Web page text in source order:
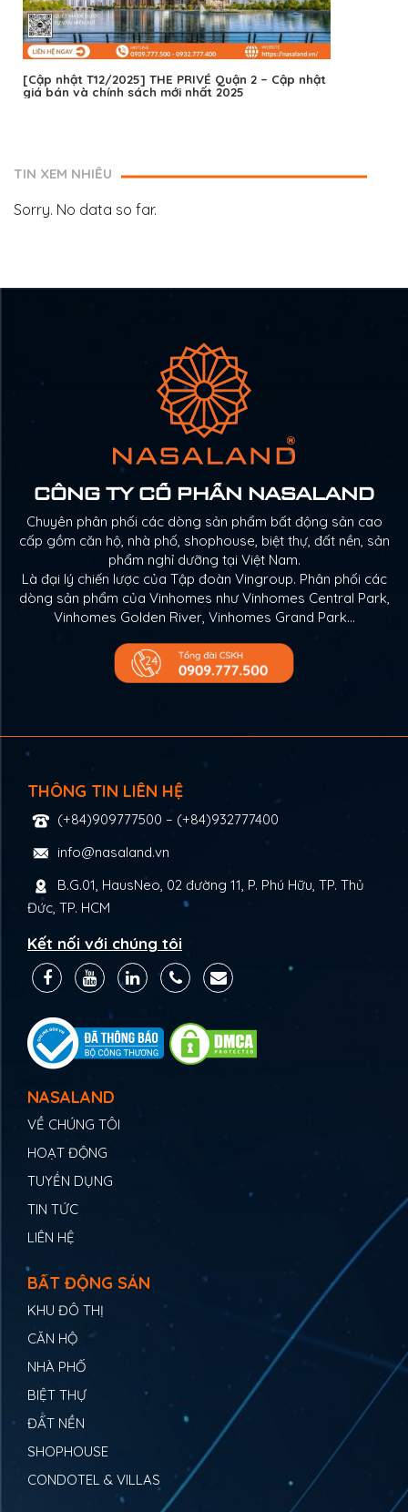
[Cập nhật T12/2025] THE PRIVÉ Quận 2 – Cập nhật
giá bán và chính sách mới nhất 2025
TIN XEM NHIỀU
Sorry. No data so far.
CÔNG TY CỔ PHẦN NASALAND
Chuyên phân phối các dòng sản phẩm bất động sản cao
cấp gồm căn hộ, nhà phố, shophouse, biệt thự, đất nền, sản
phẩm nghỉ dưỡng tại Việt Nam.
Là đại lý chiến lược của Tập đoàn Vingroup. Phân phối các
dòng sản phẩm của Vinhomes như Vinhomes Central Park,
Vinhomes Golden River, Vinhomes Grand Park…
THÔNG TIN LIÊN HỆ
(+84)909777500 – (+84)932777400
info@nasaland.vn
B.G.01, HausNeo, 02 đường 11, P. Phú Hữu, TP. Thủ
Đức, TP. HCM
Kết nối với chúng tôi
NASALAND
VỀ CHÚNG TÔI
HOẠT ĐỘNG
TUYỂN DỤNG
TIN TỨC
LIÊN HỆ
BẤT ĐỘNG SẢN
KHU ĐÔ THỊ
CĂN HỘ
NHÀ PHỐ
BIỆT THỰ
ĐẤT NỀN
SHOPHOUSE
CONDOTEL & VILLAS